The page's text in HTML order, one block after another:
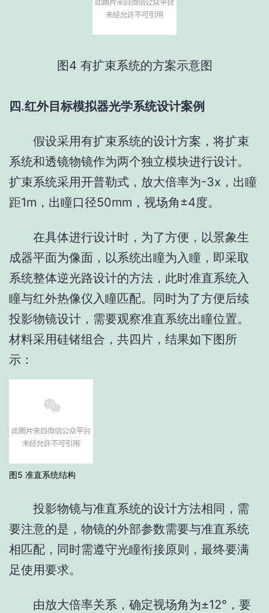
图4 有扩束系统的方案示意图
四.红外目标模拟器光学系统设计案例
假设采用有扩束系统的设计方案，将扩束
系统和透镜物镜作为两个独立模块进行设计。
扩束系统采用开普勒式，放大倍率为-3x，出瞳
距1m，出瞳口径50mm，视场角±4度。
在具体进行设计时，为了方便，以景象生
成器平面为像面，以系统出瞳为入瞳，即采取
系统整体逆光路设计的方法，此时准直系统入
瞳与红外热像仪入瞳匹配。同时为了方便后续
投影物镜设计，需要观察准直系统出瞳位置。
材料采用硅锗组合，共四片，结果如下图所
示：
图 5 准直系统结构
投影物镜与准直系统的设计方法相同，需
要注意的是，物镜的外部参数需要与准直系统
相匹配，同时需遵守光瞳衔接原则，最终要满
足使用要求。
由放大倍率关系，确定视场角为±12°，要